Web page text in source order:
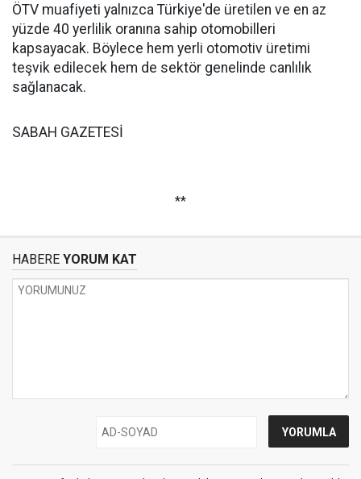
ÖTV muafiyeti yalnızca Türkiye'de üretilen ve en az
yüzde 40 yerlilik oranına sahip otomobilleri
kapsayacak. Böylece hem yerli otomotiv üretimi
teşvik edilecek hem de sektör genelinde canlılık
sağlanacak.
SABAH GAZETESİ
**
HABERE YORUM KAT